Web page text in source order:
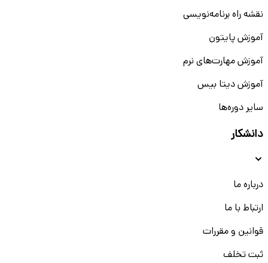
نقشه راه برنامه‌نویسی
آموزش پایتون
آموزش مهارت‌های نرم
آموزش دیتا بیس
سایر دوره‌ها
دانشکار
درباره ما
ارتباط با ما
قوانین و مقررات
ثبت تخلف